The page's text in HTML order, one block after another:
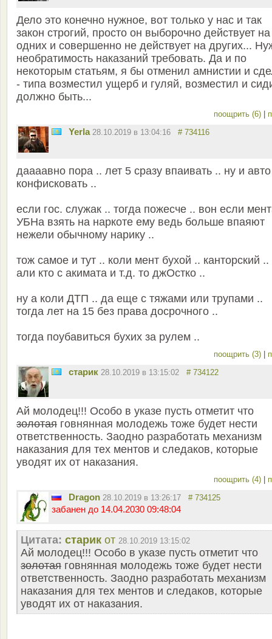
Дело это конечно нужное, вот только у нас и так
закон строгий, просто он выборочно действует на
одних и совершенно не действует на других...
необратимость наказаний требовать. Да и по
некоторым статьям, я бы отменил амнистии и
- типа возместил ущерб и гуляй, возместил и
должно быть...
поощрить (6)
Yerla 28.10.2019 в 13:04:16 # 734116
даааавно пора .. лет 5 сразу впаивать .. ну и авто
конфисковать ..
если гос. служак .. тогда пожесче .. вон если
УБНа взять на наркоте ему ведь больше впаяют
нежели обычному нарику ..
тож самое и тут .. коли мент бухой .. канторский ..
али кто с акимата и т.д. то джОстко ..
ну а коли ДТП .. да еще с тяжами или трупами ..
тогда лет на 15 без права досрочного ..
тогда поубавиться бухих за рулем ..
поощрить (3)
старик 28.10.2019 в 13:15:02 # 734122
Ай молодец!!! Особо в указе пусть отметит что
золотая говнянная молодежь тоже будет нести
ответственность. Заодно разработать механизм
наказания для тех ментов и следаков, которые
уводят их от наказания.
поощрить (4)
Dragon 28.10.2019 в 13:26:17 # 734125
забанен до 14.04.2030 09:48:04
Цитата: старик от 28.10.2019 13:15:02
Ай молодец!!! Особо в указе пусть отметит что
золотая говнянная молодежь тоже будет нести
ответственность. Заодно разработать механизм
наказания для тех ментов и следаков, которые
уводят их от наказания.